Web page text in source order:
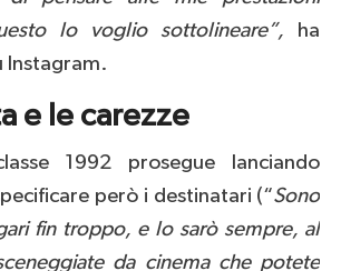
lo voglio sottolineare”, ha
Instagram.
e le carezze
1992 prosegue lanciando
però i destinatari (“Sono
fin troppo, e lo sarò sempre, al
da cinema che potete